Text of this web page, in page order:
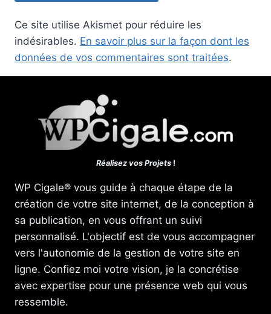
Ce site utilise Akismet pour réduire les
indésirables. En savoir plus sur la façon dont les
données de vos commentaires sont traitées.
Réalisez vos Projets!
WP Cigale® vous guide à chaque étape de la
création de votre site internet, de la conception à
sa publication, en vous offrant un suivi
personnalisé. L'objectif est de vous accompagner
vers l'autonomie de la gestion de votre site en
ligne. Confiez moi votre vision, je la concrétise
avec expertise pour une présence web qui vous
ressemble.